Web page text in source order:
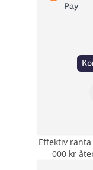
Pay
Bonus:
Effektiv
000 kr